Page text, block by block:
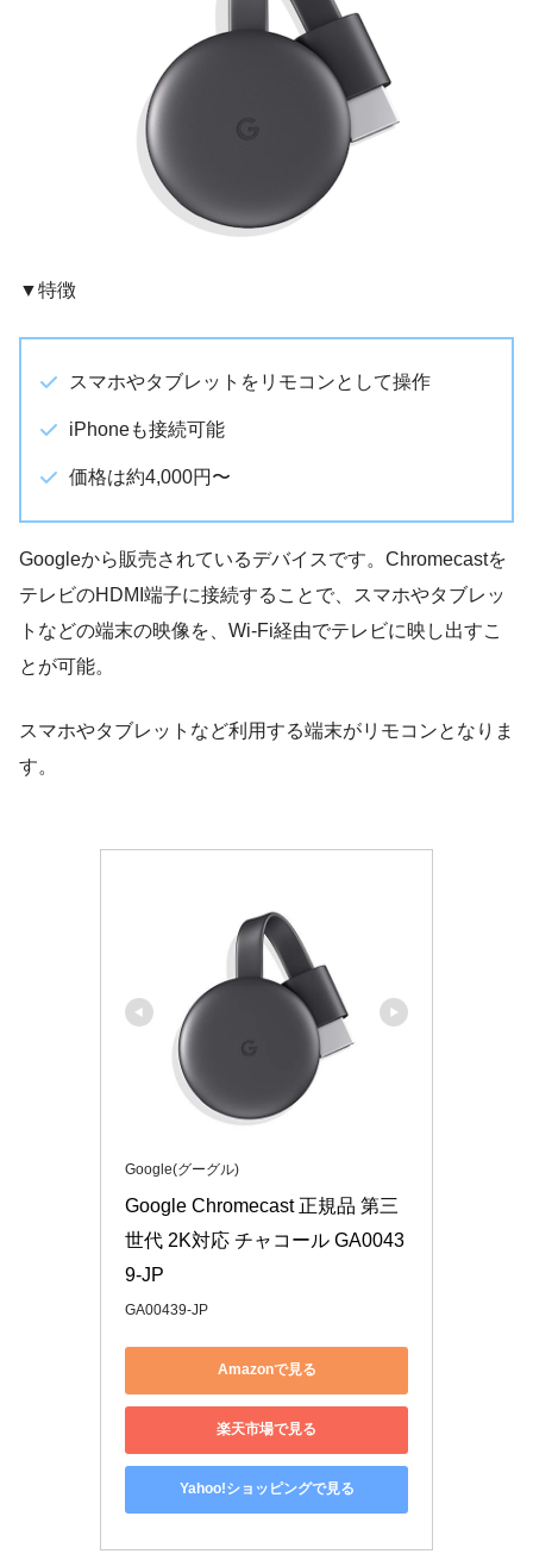
▼特徴
スマホやタブレットをリモコンとして操作
iPhoneも接続可能
価格は約4,000円〜
Googleから販売されているデバイスです。Chromecastを
テレビのHDMI端子に接続することで、スマホやタブレッ
トなどの端末の映像を、Wi-Fi経由でテレビに映し出すこ
とが可能。
スマホやタブレットなど利用する端末がリモコンとなりま
す。
Google(グーグル)
Google Chromecast 正規品 第三
世代 2K対応 チャコール GA0043
9-JP
GA00439-JP
Amazonで見る
楽天市場で見る
Yahoo!ショッピングで見る